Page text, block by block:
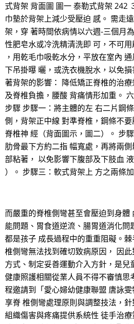
式背架 背面圖 圖一 泰勒式背架 242
巾墊於背架上減少受壓迫 感。 需走
架，穿 著時間依病情以六週-三個月
性肥皂水或冷洗精清洗即 可，不可
，用乾毛巾吸乾水分，平放在室內
下吊掛曝 曬，或洗衣機脫水，以免
著背架的影響： 降低矯正脊椎的治
及脊椎負擔，腰酸 背痛情形加重。
步驟 步驟一：將主體的左 右二片鋼
側，背架正中線 對準脊椎，鋼條不
脊椎神 經（背面圖示，圖二）。 步
肋骨最下方約二指 幅寬處，再將兩
部粘著， 以免影響下腹部及下肢血
）。 步驟三：軟式背架上 方之兩條
而嚴重的脊椎側彎甚至會壓迫到身體
能問題、胃食道逆流、腸胃道消化問
都是孩子 成長過程中的重重阻礙。
椎側彎無法找到確切致病原因， 因
方式、制定妥善運動介入方針，是兒
健康照護相關從業人員不得不審慎思
程邀請到「愛心婦幼健康聯盟 唐詠
享脊 椎側彎處理原則與調整技法，
組織傷害與疼痛提供系統性 徒手治